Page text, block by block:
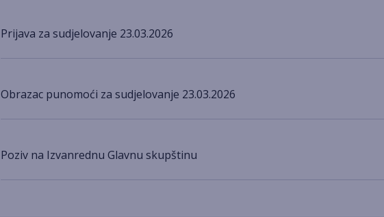
Prijava za sudjelovanje 23.03.2026
Obrazac punomoći za sudjelovanje 23.03.2026
Poziv na Izvanrednu Glavnu skupštinu